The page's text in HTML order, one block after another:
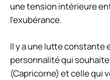
une tension intérieure
l’exubérance.
Il y a une lutte constante
personnalité qui
(Capricorne) et celle qui